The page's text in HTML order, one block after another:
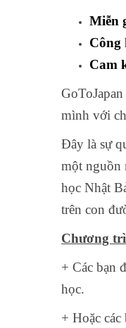
Miễn
Công
Cam
mình với
Đây là sự
một nguồn
học Nhật
trên con
Chương
+ Các bạn
học.
+ Hoặc